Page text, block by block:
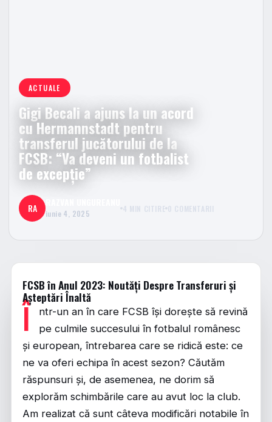
ACTUALE
Gigi Becali a ajuns la un acord
cu Hermannstadt pentru
transferul jucătorului de la
FCSB: “Va deveni un fotbalist
de excepție”
RA iunie 4, 2025 4 MIN CITIRE 0 COMENTARII
FCSB în Anul 2023: Noutăți Despre Transferuri și
Așteptări Înaltă
Î
ntr-un an în care FCSB își dorește să revină
pe culmile succesului în fotbalul românesc
și european, întrebarea care se ridică este: ce
ne va oferi echipa în acest sezon? Căutăm
răspunsuri și, de asemenea, ne dorim să
explorăm schimbările care au avut loc la club.
Am realizat că sunt câteva modificări notabile în